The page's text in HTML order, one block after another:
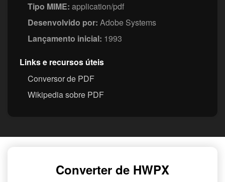
Tipo MIME: application/pdf
Desenvolvido por: Adobe Systems
Lançamento inicial: 1993
Links e recursos úteis
Conversor de PDF
Wikipedia sobre PDF
Converter de HWPX